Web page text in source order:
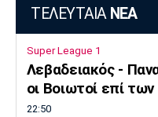
Πόρτο
ΤΕΛΕΥΤΑΙΑ ΝΕΑ
Super League 1
Λεβαδειακός -
οι Βοιωτοί επί των
22:50